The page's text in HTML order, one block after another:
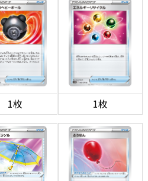
1枚 1枚